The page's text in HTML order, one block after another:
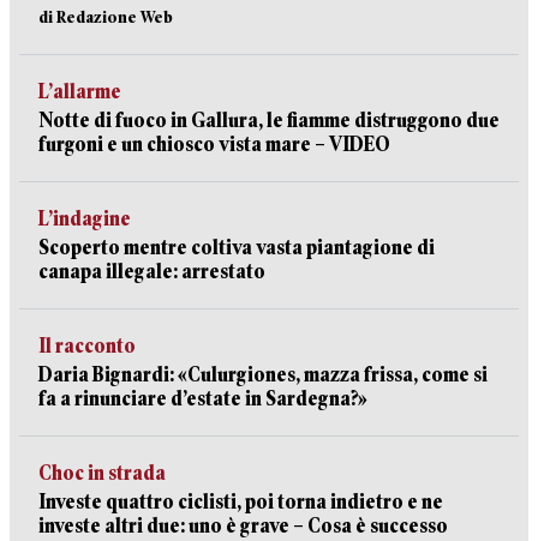
di Redazione Web
L’allarme
Notte di fuoco in Gallura, le fiamme distruggono due
furgoni e un chiosco vista mare – VIDEO
L’indagine
Scoperto mentre coltiva vasta piantagione di
canapa illegale: arrestato
Il racconto
Daria Bignardi: «Culurgiones, mazza frissa, come si
fa a rinunciare d’estate in Sardegna?»
Choc in strada
Investe quattro ciclisti, poi torna indietro e ne
investe altri due: uno è grave – Cosa è successo